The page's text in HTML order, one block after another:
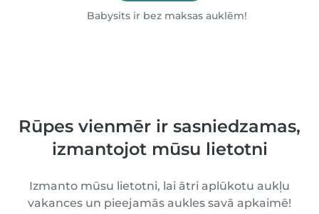
Babysits ir bez maksas auklēm!
Rūpes vienmēr ir sasniedzamas,
izmantojot mūsu lietotni
Izmanto mūsu lietotni, lai ātri aplūkotu aukļu
vakances un pieejamās aukles savā apkaimē!